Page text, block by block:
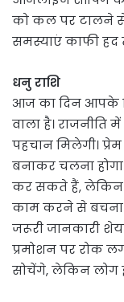
को कल पर टालने से
समस्याएं काफी हद
धनु राशि
आज का दिन आपके
वाला है।
पहचान मिलेगी।
बनाकर चलना
कर सकते हैं, लेकिन
काम करने से बचना
जरूरी जानकारी
प्रमोशन पर रोक
सोचेंगे, लेकिन लोग